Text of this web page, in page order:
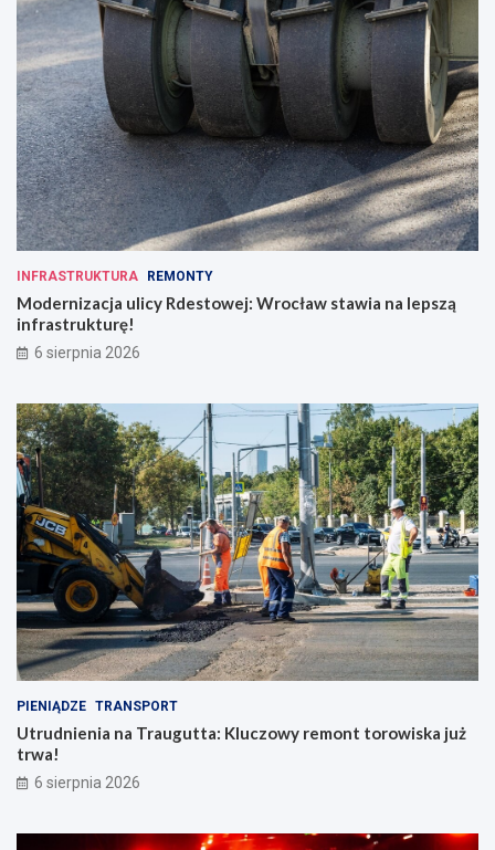
INFRASTRUKTURA REMONTY
Modernizacja ulicy Rdestowej: Wrocław stawia na lepszą
infrastrukturę!
6 sierpnia 2026
PIENIĄDZE TRANSPORT
Utrudnienia na Traugutta: Kluczowy remont torowiska już
trwa!
6 sierpnia 2026